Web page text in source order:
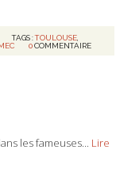
TAGS :TOULOUSE
0 COMMENTAIRE
les fameuses...
Lire